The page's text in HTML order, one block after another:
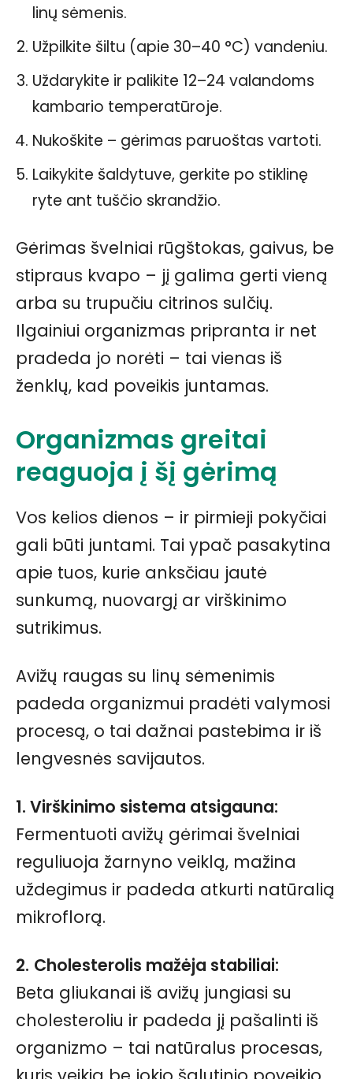
linų sėmenis.
Užpilkite šiltu (apie 30–40 °C) vandeniu.
Uždarykite ir palikite 12–24 valandoms
kambario temperatūroje.
Nukoškite – gėrimas paruoštas vartoti.
Laikykite šaldytuve, gerkite po stiklinę
ryte ant tuščio skrandžio.
Gėrimas švelniai rūgštokas, gaivus, be
stipraus kvapo – jį galima gerti vieną
arba su trupučiu citrinos sulčių.
Ilgainiui organizmas pripranta ir net
pradeda jo norėti – tai vienas iš
ženklų, kad poveikis juntamas.
Organizmas greitai
reaguoja į šį gėrimą
Vos kelios dienos – ir pirmieji pokyčiai
gali būti juntami. Tai ypač pasakytina
apie tuos, kurie anksčiau jautė
sunkumą, nuovargį ar virškinimo
sutrikimus.
Avižų raugas su linų sėmenimis
padeda organizmui pradėti valymosi
procesą, o tai dažnai pastebima ir iš
lengvesnės savijautos.
1. Virškinimo sistema atsigauna:
Fermentuoti avižų gėrimai švelniai
reguliuoja žarnyno veiklą, mažina
uždegimus ir padeda atkurti natūralią
mikroflorą.
2. Cholesterolis mažėja stabiliai:
Beta gliukanai iš avižų jungiasi su
cholesteroliu ir padeda jį pašalinti iš
organizmo – tai natūralus procesas,